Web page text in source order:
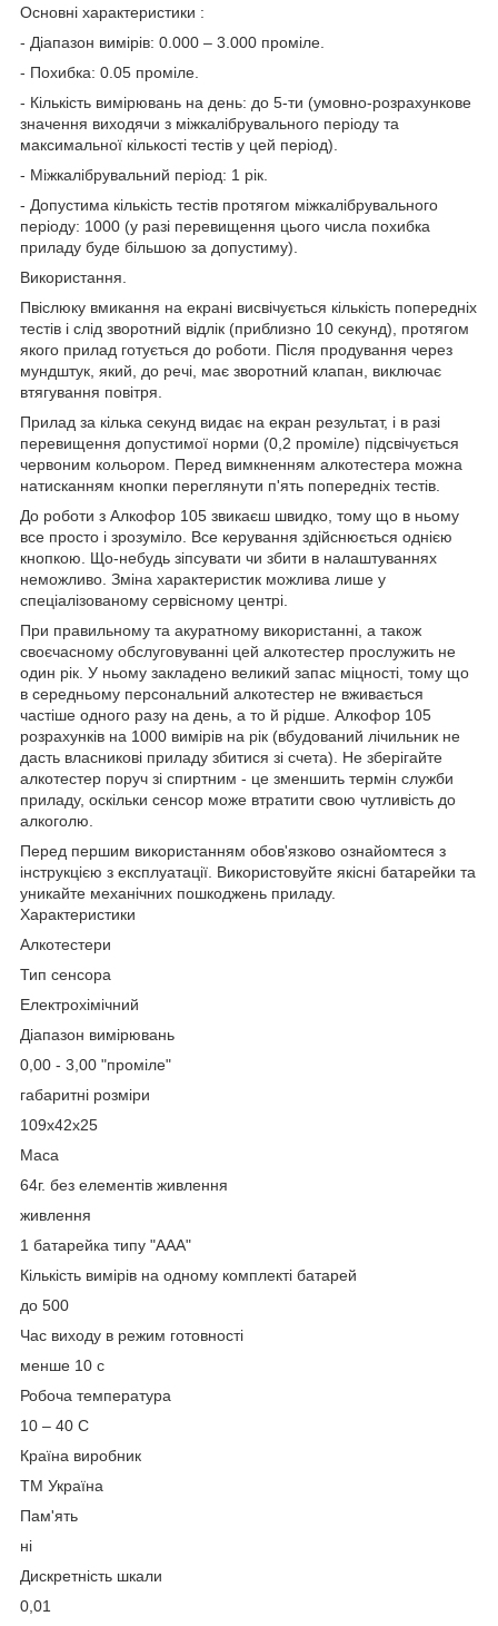
Основні характеристики :
- Діапазон вимірів: 0.000 – 3.000 проміле.
- Похибка: 0.05 проміле.
- Кількість вимірювань на день: до 5-ти (умовно-розрахункове
значення виходячи з міжкалібрувального періоду та
максимальної кількості тестів у цей період).
- Міжкалібрувальний період: 1 рік.
- Допустима кількість тестів протягом міжкалібрувального
періоду: 1000 (у разі перевищення цього числа похибка
приладу буде більшою за допустиму).
Використання.
Пвіслюку вмикання на екрані висвічується кількість попередніх
тестів і слід зворотний відлік (приблизно 10 секунд), протягом
якого прилад готується до роботи. Після продування через
мундштук, який, до речі, має зворотний клапан, виключає
втягування повітря.
Прилад за кілька секунд видає на екран результат, і в разі
перевищення допустимої норми (0,2 проміле) підсвічується
червоним кольором. Перед вимкненням алкотестера можна
натисканням кнопки переглянути п'ять попередніх тестів.
До роботи з Алкофор 105 звикаєш швидко, тому що в ньому
все просто і зрозуміло. Все керування здійснюється однією
кнопкою. Що-небудь зіпсувати чи збити в налаштуваннях
неможливо. Зміна характеристик можлива лише у
спеціалізованому сервісному центрі.
При правильному та акуратному використанні, а також
своєчасному обслуговуванні цей алкотестер прослужить не
один рік. У ньому закладено великий запас міцності, тому що
в середньому персональний алкотестер не вживається
частіше одного разу на день, а то й рідше. Алкофор 105
розрахунків на 1000 вимірів на рік (вбудований лічильник не
дасть власникові приладу збитися зі счета). Не зберігайте
алкотестер поруч зі спиртним - це зменшить термін служби
приладу, оскільки сенсор може втратити свою чутливість до
алкоголю.
Перед першим використанням обов'язково ознайомтеся з
інструкцією з експлуатації. Використовуйте якісні батарейки та
уникайте механічних пошкоджень приладу.
Характеристики
Алкотестери
Тип сенсора
Електрохімічний
Діапазон вимірювань
0,00 - 3,00 "проміле"
габаритні розміри
109х42х25
Маса
64г. без елементів живлення
живлення
1 батарейка типу "ААА"
Кількість вимірів на одному комплекті батарей
до 500
Час виходу в режим готовності
менше 10 с
Робоча температура
10 – 40 С
Країна виробник
ТМ Україна
Пам'ять
ні
Дискретність шкали
0,01